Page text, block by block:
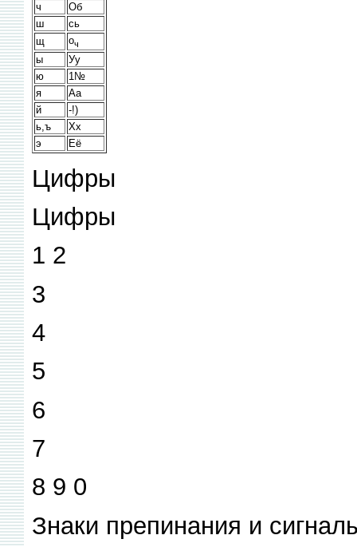
ч
Об
ш
сь
щ
оч
ы
Уу
ю
1№
я
Аа
й
-!)
ь,ъ
Хх
э
Её
Цифры
Цифры
1 2
3
4
5
6
7
8 9 0
Знаки препинания и